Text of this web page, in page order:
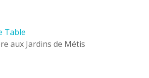
Table
aux Jardins de Métis